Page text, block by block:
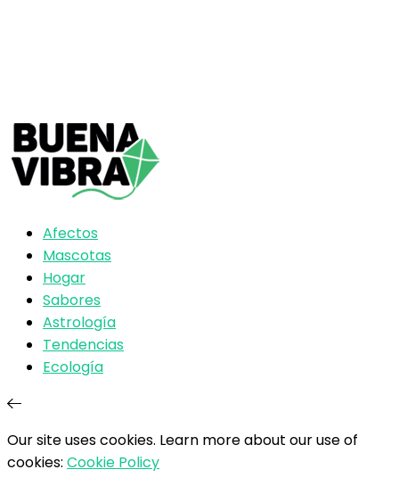
Afectos
Mascotas
Hogar
Sabores
Astrología
Tendencias
Ecología
Our site uses cookies. Learn more about our use of
cookies: Cookie Policy